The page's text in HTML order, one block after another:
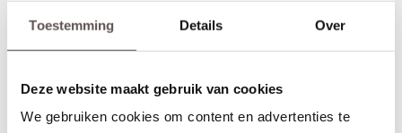
Toestemming Details Over
Deze website maakt gebruik van cookies
We gebruiken cookies om content en advertenties te
grondverf en de 3-puntsluiting gemonteerd.
* Krukbediende 3-puntsluiting(achterdeur)
binnenzijde een deurkruk wordt gemonteerd. Krukbediende
balkondeur. De infrezing in de deur wordt beschermd met